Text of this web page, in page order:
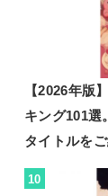
【2026年版
キング101選
タイトルを
10